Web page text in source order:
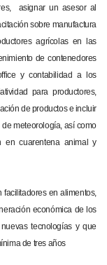
asignar un asesor al
sobre manufactura
agrícolas en las
de contenedores
y contabilidad a los
para productores,
de productos e incluir
meteorología, así como
en cuarentena animal y
en alimentos,
económica de los
tecnologías y que
de tres años